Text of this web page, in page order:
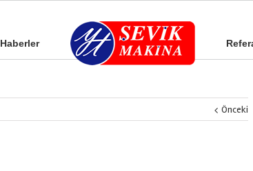
Haberler
Önceki